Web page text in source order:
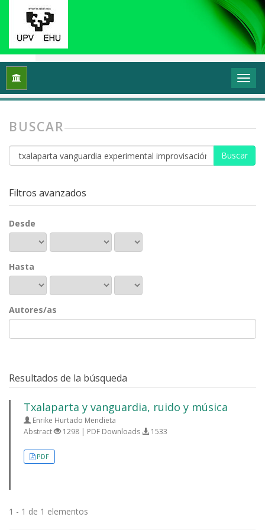
Inicio
BUSCAR
Buscar
artículos
Filtros avanzados
Desde
Hasta
Autores/as
Resultados de la búsqueda
Txalaparta y vanguardia, ruido y música
Enrike Hurtado Mendieta
Abstract
1298 | PDF Downloads 1533
PDF
1 - 1 de 1 elementos